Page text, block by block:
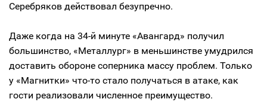
Серебряков действовал безупречно.
Даже когда на 34-й минуте «Авангард» получил
большинство, «Металлург» в меньшинстве умудрился
доставить обороне соперника массу проблем. Только
у «Магнитки» что-то стало получаться в атаке, как
гости реализовали численное преимущество.